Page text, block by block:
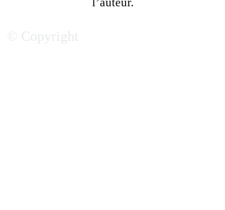
votre Start-up | CEO
l’auteur.
© Copyright